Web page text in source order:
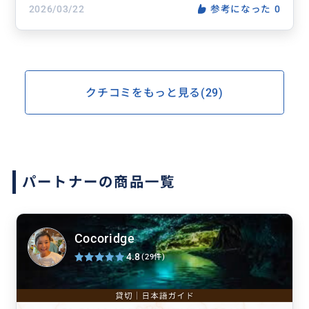
2026/03/22 参考になった 0
クチコミをもっと見る(29)
パートナーの商品一覧
Cocoridge
4.8(29件)